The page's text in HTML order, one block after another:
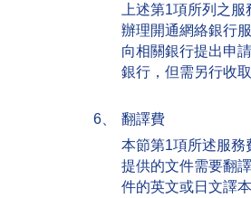
上述第1項所列之
辦理開通網絡銀行
向相關銀行提出申
銀行，但需另行收
6、
翻譯費
本節第1項所述服務
提供的文件需要翻
件的英文或日文譯